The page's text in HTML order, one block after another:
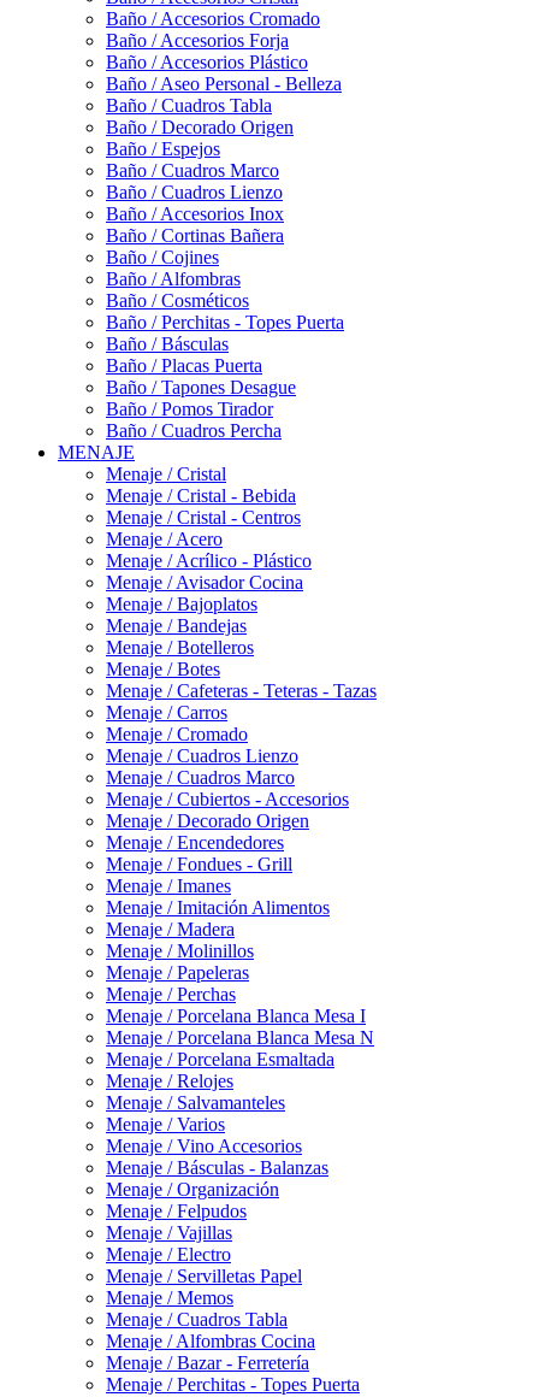
Baño / Accesorios Cromado
Baño / Accesorios Forja
Baño / Accesorios Plástico
Baño / Aseo Personal - Belleza
Baño / Cuadros Tabla
Baño / Decorado Origen
Baño / Espejos
Baño / Cuadros Marco
Baño / Cuadros Lienzo
Baño / Accesorios Inox
Baño / Cortinas Bañera
Baño / Cojines
Baño / Alfombras
Baño / Cosméticos
Baño / Perchitas - Topes Puerta
Baño / Básculas
Baño / Placas Puerta
Baño / Tapones Desague
Baño / Pomos Tirador
Baño / Cuadros Percha
MENAJE
Menaje / Cristal
Menaje / Cristal - Bebida
Menaje / Cristal - Centros
Menaje / Acero
Menaje / Acrílico - Plástico
Menaje / Avisador Cocina
Menaje / Bajoplatos
Menaje / Bandejas
Menaje / Botelleros
Menaje / Botes
Menaje / Cafeteras - Teteras - Tazas
Menaje / Carros
Menaje / Cromado
Menaje / Cuadros Lienzo
Menaje / Cuadros Marco
Menaje / Cubiertos - Accesorios
Menaje / Decorado Origen
Menaje / Encendedores
Menaje / Fondues - Grill
Menaje / Imanes
Menaje / Imitación Alimentos
Menaje / Madera
Menaje / Molinillos
Menaje / Papeleras
Menaje / Perchas
Menaje / Porcelana Blanca Mesa I
Menaje / Porcelana Blanca Mesa N
Menaje / Porcelana Esmaltada
Menaje / Relojes
Menaje / Salvamanteles
Menaje / Varios
Menaje / Vino Accesorios
Menaje / Básculas - Balanzas
Menaje / Organización
Menaje / Felpudos
Menaje / Vajillas
Menaje / Electro
Menaje / Servilletas Papel
Menaje / Memos
Menaje / Cuadros Tabla
Menaje / Alfombras Cocina
Menaje / Bazar - Ferretería
Menaje / Perchitas - Topes Puerta